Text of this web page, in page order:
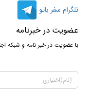
تلگرام سفر باتو
عضویت در خبرنامه
با عضویت در خبر نامه و شبکه